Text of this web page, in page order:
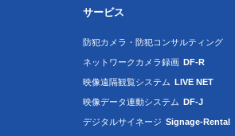
サービス
防犯カメラ・防犯コンサルティング
ネットワークカメラ録画 DF-R
映像遠隔観覧システム LIVE NET
映像データ連動システム DF-J
デジタルサイネージ Signage-Rental